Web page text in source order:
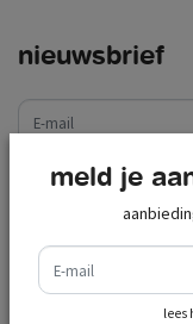
nieuwsbrief
lees hier de wettelijke
meld je
e-mail
lees